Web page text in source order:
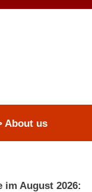
About us
im August 2026: